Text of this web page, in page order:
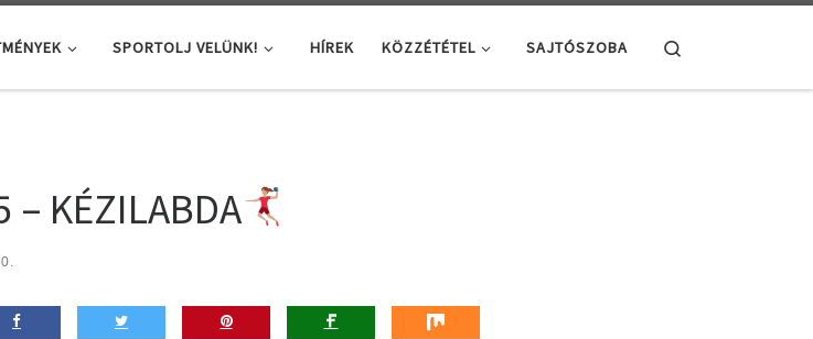
SPORTOLJ VELÜNK! HÍREK KÖZZÉTÉTEL SAJTÓSZOBA
– KÉZILABDA